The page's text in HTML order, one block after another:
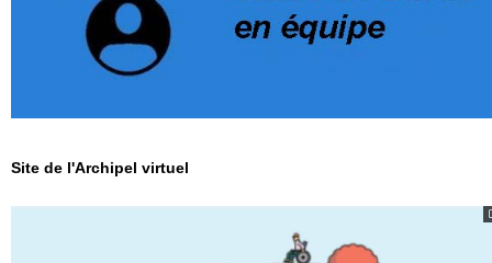
Site de l'Archipel virtuel